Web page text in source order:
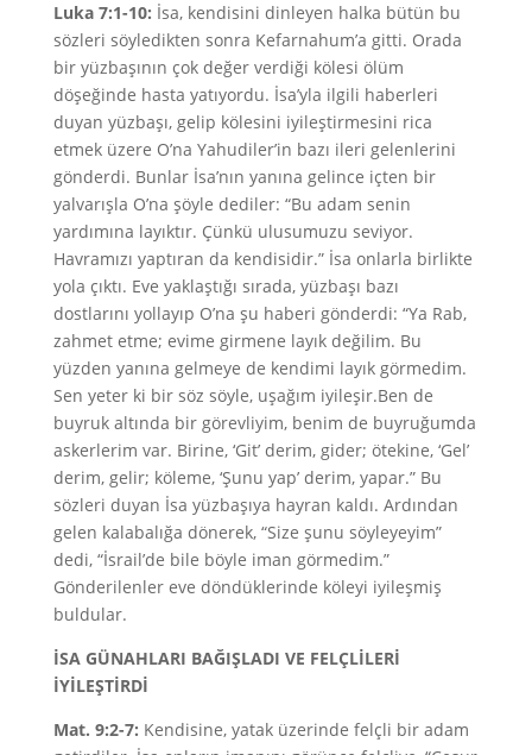
Luka 7:1-10: İsa, kendisini dinleyen halka bütün bu
sözleri söyledikten sonra Kefarnahum’a gitti. Orada
bir yüzbaşının çok değer verdiği kölesi ölüm
döşeğinde hasta yatıyordu. İsa’yla ilgili haberleri
duyan yüzbaşı, gelip kölesini iyileştirmesini rica
etmek üzere O’na Yahudiler’in bazı ileri gelenlerini
gönderdi. Bunlar İsa’nın yanına gelince içten bir
yalvarışla O’na şöyle dediler: “Bu adam senin
yardımına layıktır. Çünkü ulusumuzu seviyor.
Havramızı yaptıran da kendisidir.” İsa onlarla birlikte
yola çıktı. Eve yaklaştığı sırada, yüzbaşı bazı
dostlarını yollayıp O’na şu haberi gönderdi: “Ya Rab,
zahmet etme; evime girmene layık değilim. Bu
yüzden yanına gelmeye de kendimi layık görmedim.
Sen yeter ki bir söz söyle, uşağım iyileşir.Ben de
buyruk altında bir görevliyim, benim de buyruğumda
askerlerim var. Birine, ‘Git’ derim, gider; ötekine, ‘Gel’
derim, gelir; köleme, ‘Şunu yap’ derim, yapar.” Bu
sözleri duyan İsa yüzbaşıya hayran kaldı. Ardından
gelen kalabalığa dönerek, “Size şunu söyleyeyim”
dedi, “İsrail’de bile böyle iman görmedim.”
Gönderilenler eve döndüklerinde köleyi iyileşmiş
buldular.
İSA GÜNAHLARI BAĞIŞLADI VE FELÇLİLERİ
İYİLEŞTİRDİ
Mat. 9:2-7: Kendisine, yatak üzerinde felçli bir adam